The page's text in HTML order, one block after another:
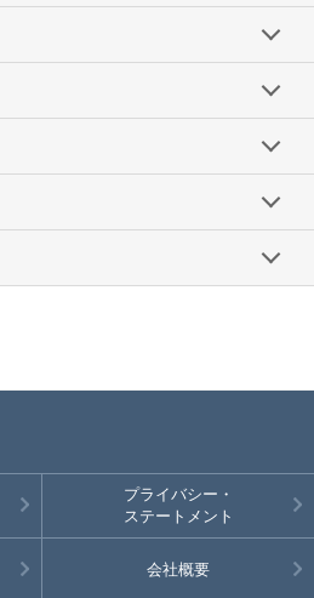
プライバシー・
ステートメント
会社概要